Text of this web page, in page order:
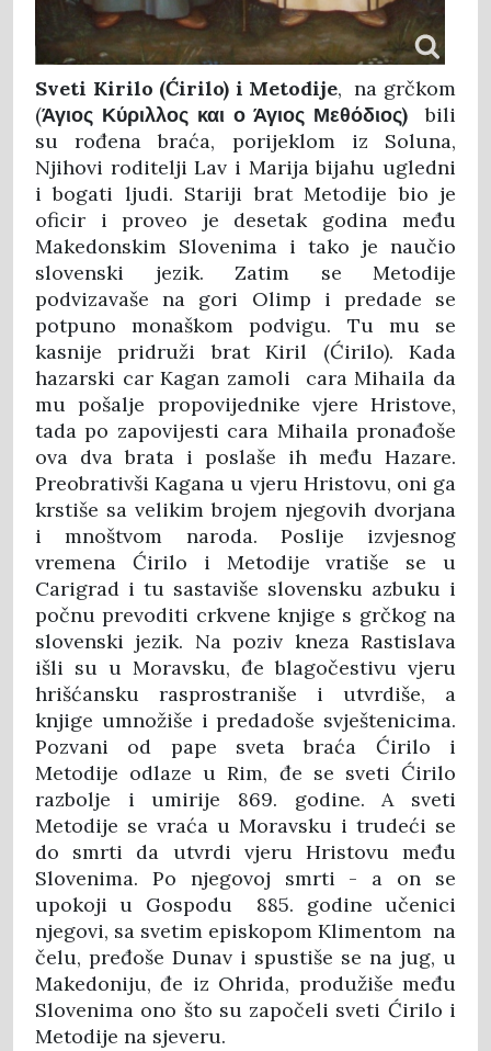
Sveti Kirilo (Ćirilo) i Metodije, na grčkom
(Άγιος Κύριλλος και ο Άγιος Μεθόδιος) bili
su rođena braća, porijeklom iz Soluna,
Njihovi roditelji Lav i Marija bijahu ugledni
i bogati ljudi. Stariji brat Metodije bio je
oficir i proveo je desetak godina među
Makedonskim Slovenima i tako je naučio
slovenski jezik. Zatim se Metodije
podvizavaše na gori Olimp i predade se
potpuno monaškom podvigu. Tu mu se
kasnije pridruži brat Kiril (Ćirilo). Kada
hazarski car Kagan zamoli cara Mihaila da
mu pošalje propovijednike vjere Hristove,
tada po zapovijesti cara Mihaila pronađoše
ova dva brata i poslaše ih među Hazare.
Preobrativši Kagana u vjeru Hristovu, oni ga
krstiše sa velikim brojem njegovih dvorjana
i mnoštvom naroda. Poslije izvjesnog
vremena Ćirilo i Metodije vratiše se u
Carigrad i tu sastaviše slovensku azbuku i
počnu prevoditi crkvene knjige s grčkog na
slovenski jezik. Na poziv kneza Rastislava
išli su u Moravsku, đe blagočestivu vjeru
hrišćansku rasprostraniše i utvrdiše, a
knjige umnožiše i predadoše svještenicima.
Pozvani od pape sveta braća Ćirilo i
Metodije odlaze u Rim, đe se sveti Ćirilo
razbolje i umirije 869. godine. A sveti
Metodije se vraća u Moravsku i trudeći se
do smrti da utvrdi vjeru Hristovu među
Slovenima. Po njegovoj smrti - a on se
upokoji u Gospodu 885. godine učenici
njegovi, sa svetim episkopom Klimentom na
čelu, pređoše Dunav i spustiše se na jug, u
Makedoniju, đe iz Ohrida, produžiše među
Slovenima ono što su započeli sveti Ćirilo i
Metodije na sjeveru.